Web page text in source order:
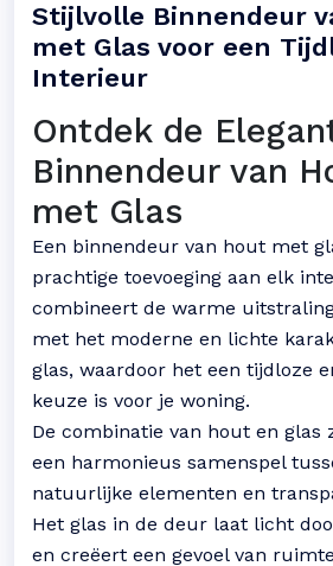
Stijlvolle Binnendeur
met Glas voor een
Interieur
Ontdek de
Binnendeur van
met Glas
Een binnendeur van hout met
prachtige toevoeging aan elk
combineert de warme
met het moderne en lichte
glas, waardoor het een tijdloze
keuze is voor je woning.
De combinatie van hout en glas
een harmonieus samenspel
natuurlijke elementen en
Het glas in de deur laat licht
en creëert een gevoel van